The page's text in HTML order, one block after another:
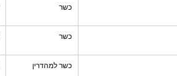
כשר
כשר
כשר למהדרין